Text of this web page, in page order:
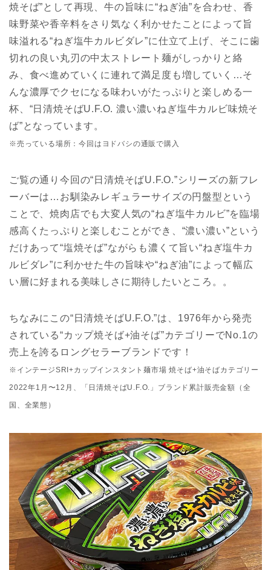
焼そば”として再現、牛の旨味に“ねぎ油”を合わせ、香
味野菜や香辛料をさり気なく利かせたことによって旨
味溢れる“ねぎ塩牛カルビダレ”に仕立て上げ、そこに歯
切れの良い丸刃の中太ストレート麺がしっかりと絡
み、食べ進めていくに連れて満足度も増していく…そ
んな濃厚でクセになる味わいがたっぷりと楽しめる一
杯、“日清焼そばU.F.O. 濃い濃いねぎ塩牛カルビ味焼そ
ば”となっています。
※売っている場所：今回はヨドバシの通販で購入
ご覧の通り今回の“日清焼そばU.F.O.”シリーズの新フレ
ーバーは…お馴染みレギュラーサイズの円盤型という
ことで、焼肉店でも大変人気の“ねぎ塩牛カルビ”を臨場
感高くたっぷりと楽しむことができ、“濃い濃い”という
だけあって“塩焼そば”ながらも濃くて旨い“ねぎ塩牛カ
ルビダレ”に利かせた牛の旨味や“ねぎ油”によって幅広
い層に好まれる美味しさに期待したいところ。。
ちなみにこの“日清焼そばU.F.O.”は、1976年から発売
されている“カップ焼そば+油そば”カテゴリーでNo.1の
売上を誇るロングセラーブランドです！
※インテージSRI+カップインスタント麺市場 焼そば+油そばカテゴリー
2022年1月〜12月、「日清焼そばU.F.O.」ブランド累計販売金額（全
国、全業態）